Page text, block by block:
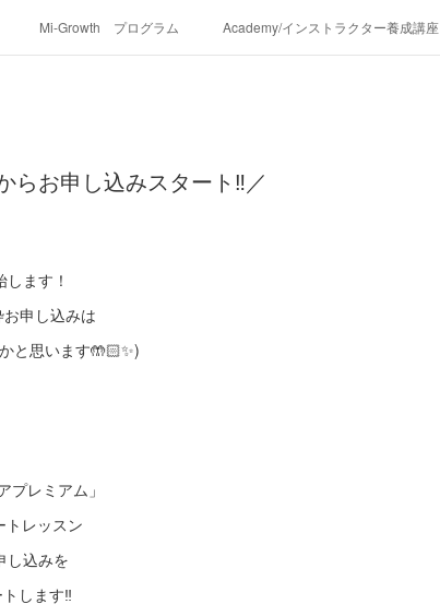
Mi-Growth プログラム Academy/インストラクター養成講座
らお申し込みスタート‼︎／
ます！
申し込みは
と思います🤲🏻✨)
プレミアム」
トレッスン
込みを
します‼︎